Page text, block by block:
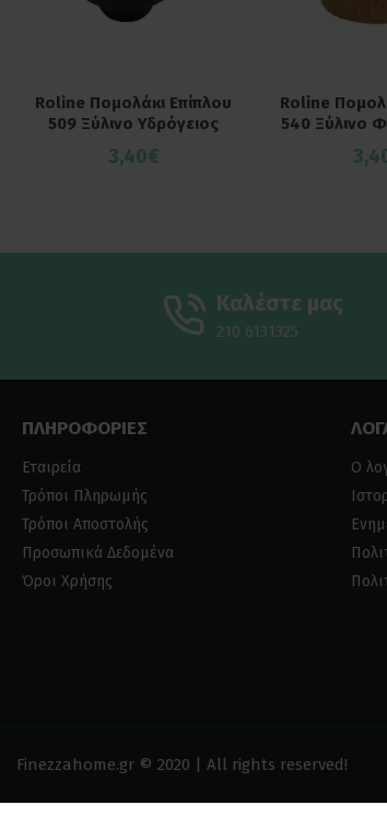
Roline Πομολάκι Επίπλου
509 Ξύλινο Υδρόγειος
3,40€
Roline
540 Ξύλινο
Καλέστε μας
210 6131325
ΠΛΗΡΟΦΟΡΙΕΣ
Εταιρεία
Τρόποι Πληρωμής
Τρόποι Αποστολής
Προσωπικά Δεδομένα
Όροι Χρήσης
Ο
Finezzahome.gr © 2020 | All rights reserved!